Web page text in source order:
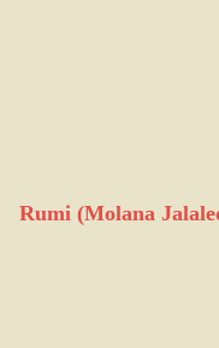
Rumi (Molana